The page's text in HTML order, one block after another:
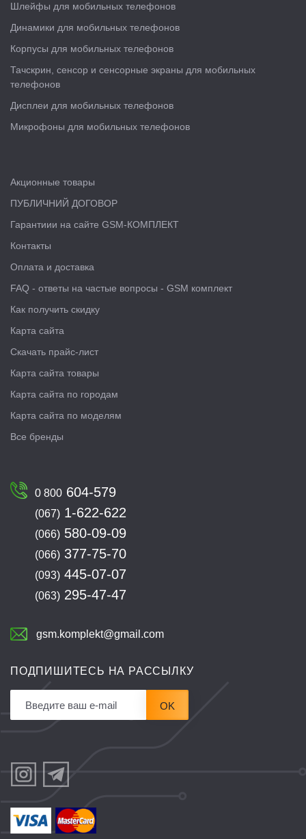
Шлейфы для мобильных телефонов
Динамики для мобильных телефонов
Корпусы для мобильных телефонов
Тачскрин, сенсор и сенсорные экраны для мобильных
телефонов
Дисплеи для мобильных телефонов
Микрофоны для мобильных телефонов
Акционные товары
ПУБЛИЧНИЙ ДОГОВОР
Гарантиии на сайте GSM-КОМПЛЕКТ
Контакты
Оплата и доставка
FAQ - ответы на частые вопросы - GSM комплект
Как получить скидку
Карта сайта
Скачать прайс-лист
Карта сайта товары
Карта сайта по городам
Карта сайта по моделям
Все бренды
0 800 604-579
(067) 1-622-622
(066) 580-09-09
(066) 377-75-70
(093) 445-07-07
(063) 295-47-47
gsm.komplekt@gmail.com
ПОДПИШИТЕСЬ НА РАССЫЛКУ
OK